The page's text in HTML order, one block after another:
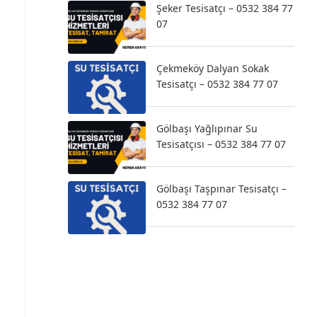
Şeker Tesisatçı – 0532 384 77
07
Çekmeköy Dalyan Sokak
Tesisatçı – 0532 384 77 07
Gölbaşı Yağlıpınar Su
Tesisatçısı – 0532 384 77 07
Gölbaşı Taşpınar Tesisatçı –
0532 384 77 07